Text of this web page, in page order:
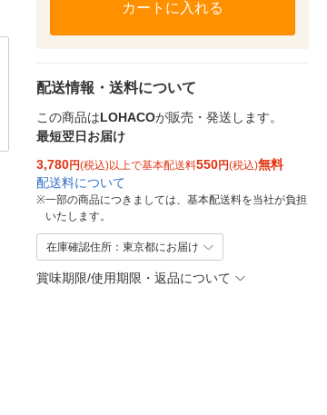
カートに入れる
配送情報・送料について
この商品はLOHACOが販売・発送します。
最短翌日お届け
3,780円(税込)以上で基本配送料550円(税込)無料
配送料について
※一部の商品につきましては、基本配送料を当社が負担
いたします。
在庫確認住所：東京都にお届け
賞味期限/使用期限・返品について